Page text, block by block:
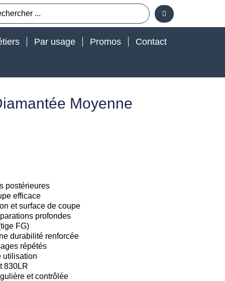
Par usage Promos Contact
Moyenne
postérieures
efficace
et surface de coupe
profondes
FG)
durabilité renforcée
répétés
utilisation
830LR
et contrôlée